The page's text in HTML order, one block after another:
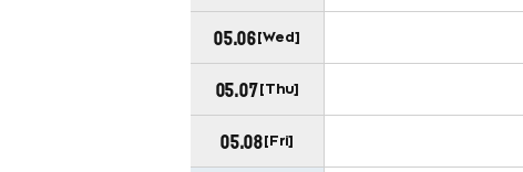
05.06 [Wed]
05.07 [Thu]
05.08 [Fri]